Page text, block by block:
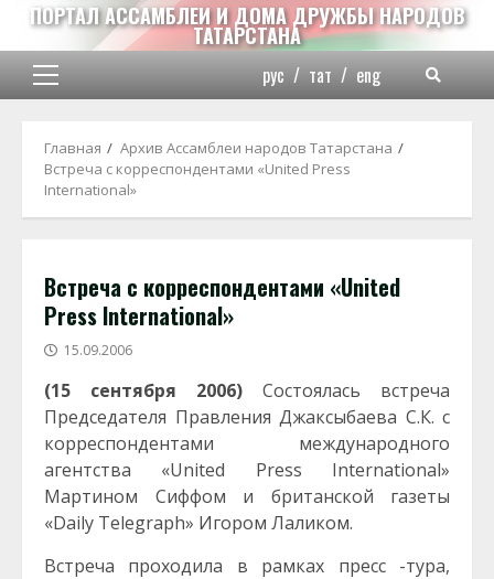
Перейти
содержимому
ПОРТАЛ АССАМБЛЕИ И ДОМА ДРУЖБЫ НАРОДОВ
ТАТАРСТАНА
Основное
рус / тат / eng
Главная
Архив Ассамблеи народов Татарстана
Встреча с корреспондентами «United Press
International»
Встреча с корреспондентами «United
Press International»
15.09.2006
(15 сентября 2006) Состоялась встреча
Председателя Правления Джаксыбаева С.К. с
корреспондентами международного
агентства «United Press International»
Мартином Сиффом и британской газеты
«Daily Telegraph» Игором Лаликом.
Встреча проходила в рамках пресс -тура,